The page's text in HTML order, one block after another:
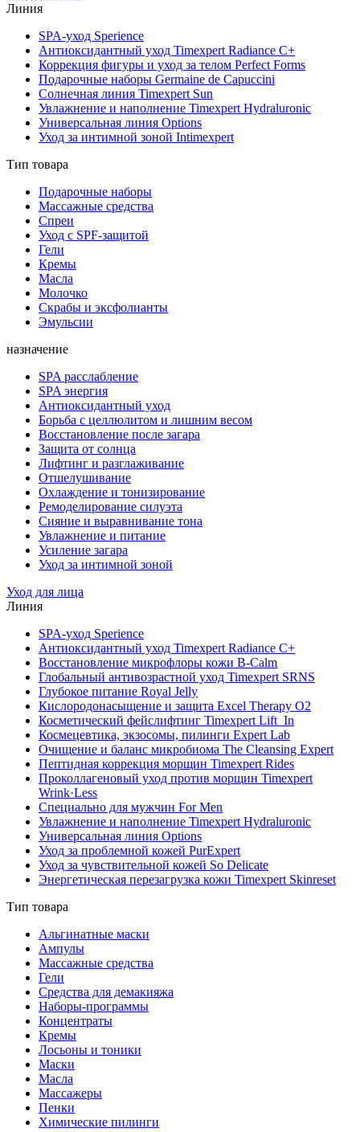
Линия
SPA-уход Sperience
Антиоксидантный уход Timexpert Radiance C+
Коррекция фигуры и уход за телом Perfect Forms
Подарочные наборы Germaine de Capuccini
Солнечная линия Timexpert Sun
Увлажнение и наполнение Timexpert Hydraluronic
Универсальная линия Options
Уход за интимной зоной Intimexpert
Тип товара
Подарочные наборы
Массажные средства
Спреи
Уход с SPF-защитой
Гели
Кремы
Масла
Молочко
Скрабы и эксфолианты
Эмульсии
назначение
SPA расслабление
SPA энергия
Антиоксидантный уход
Борьба с целлюлитом и лишним весом
Восстановление после загара
Защита от солнца
Лифтинг и разглаживание
Отшелушивание
Охлаждение и тонизирование
Ремоделирование силуэта
Сияние и выравнивание тона
Увлажнение и питание
Усиление загара
Уход за интимной зоной
Уход для лица
Линия
SPA-уход Sperience
Антиоксидантный уход Timexpert Radiance C+
Восстановление микрофлоры кожи B-Calm
Глобальный антивозрастной уход Timexpert SRNS
Глубокое питание Royal Jelly
Кислородонасыщение и защита Excel Therapy O2
Косметический фейслифтинг Timexpert Lift_In
Космецевтика, экзосомы, пилинги Expert Lab
Очищение и баланс микробиома The Cleansing Expert
Пептидная коррекция морщин Timexpert Rides
Проколлагеновый уход против морщин Timexpert
Wrink·Less
Специально для мужчин For Men
Увлажнение и наполнение Timexpert Hydraluronic
Универсальная линия Options
Уход за проблемной кожей PurExpert
Уход за чувствительной кожей So Delicate
Энергетическая перезагрузка кожи Timexpert Skinreset
Тип товара
Альгинатные маски
Ампулы
Массажные средства
Гели
Средства для демакияжа
Наборы-программы
Концентраты
Кремы
Лосьоны и тоники
Маски
Масла
Массажеры
Пенки
Химические пилинги